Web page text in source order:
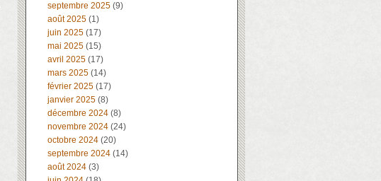
septembre 2025 (9)
août 2025 (1)
juin 2025 (17)
mai 2025 (15)
avril 2025 (17)
mars 2025 (14)
février 2025 (17)
janvier 2025 (8)
décembre 2024 (8)
novembre 2024 (24)
octobre 2024 (20)
septembre 2024 (14)
août 2024 (3)